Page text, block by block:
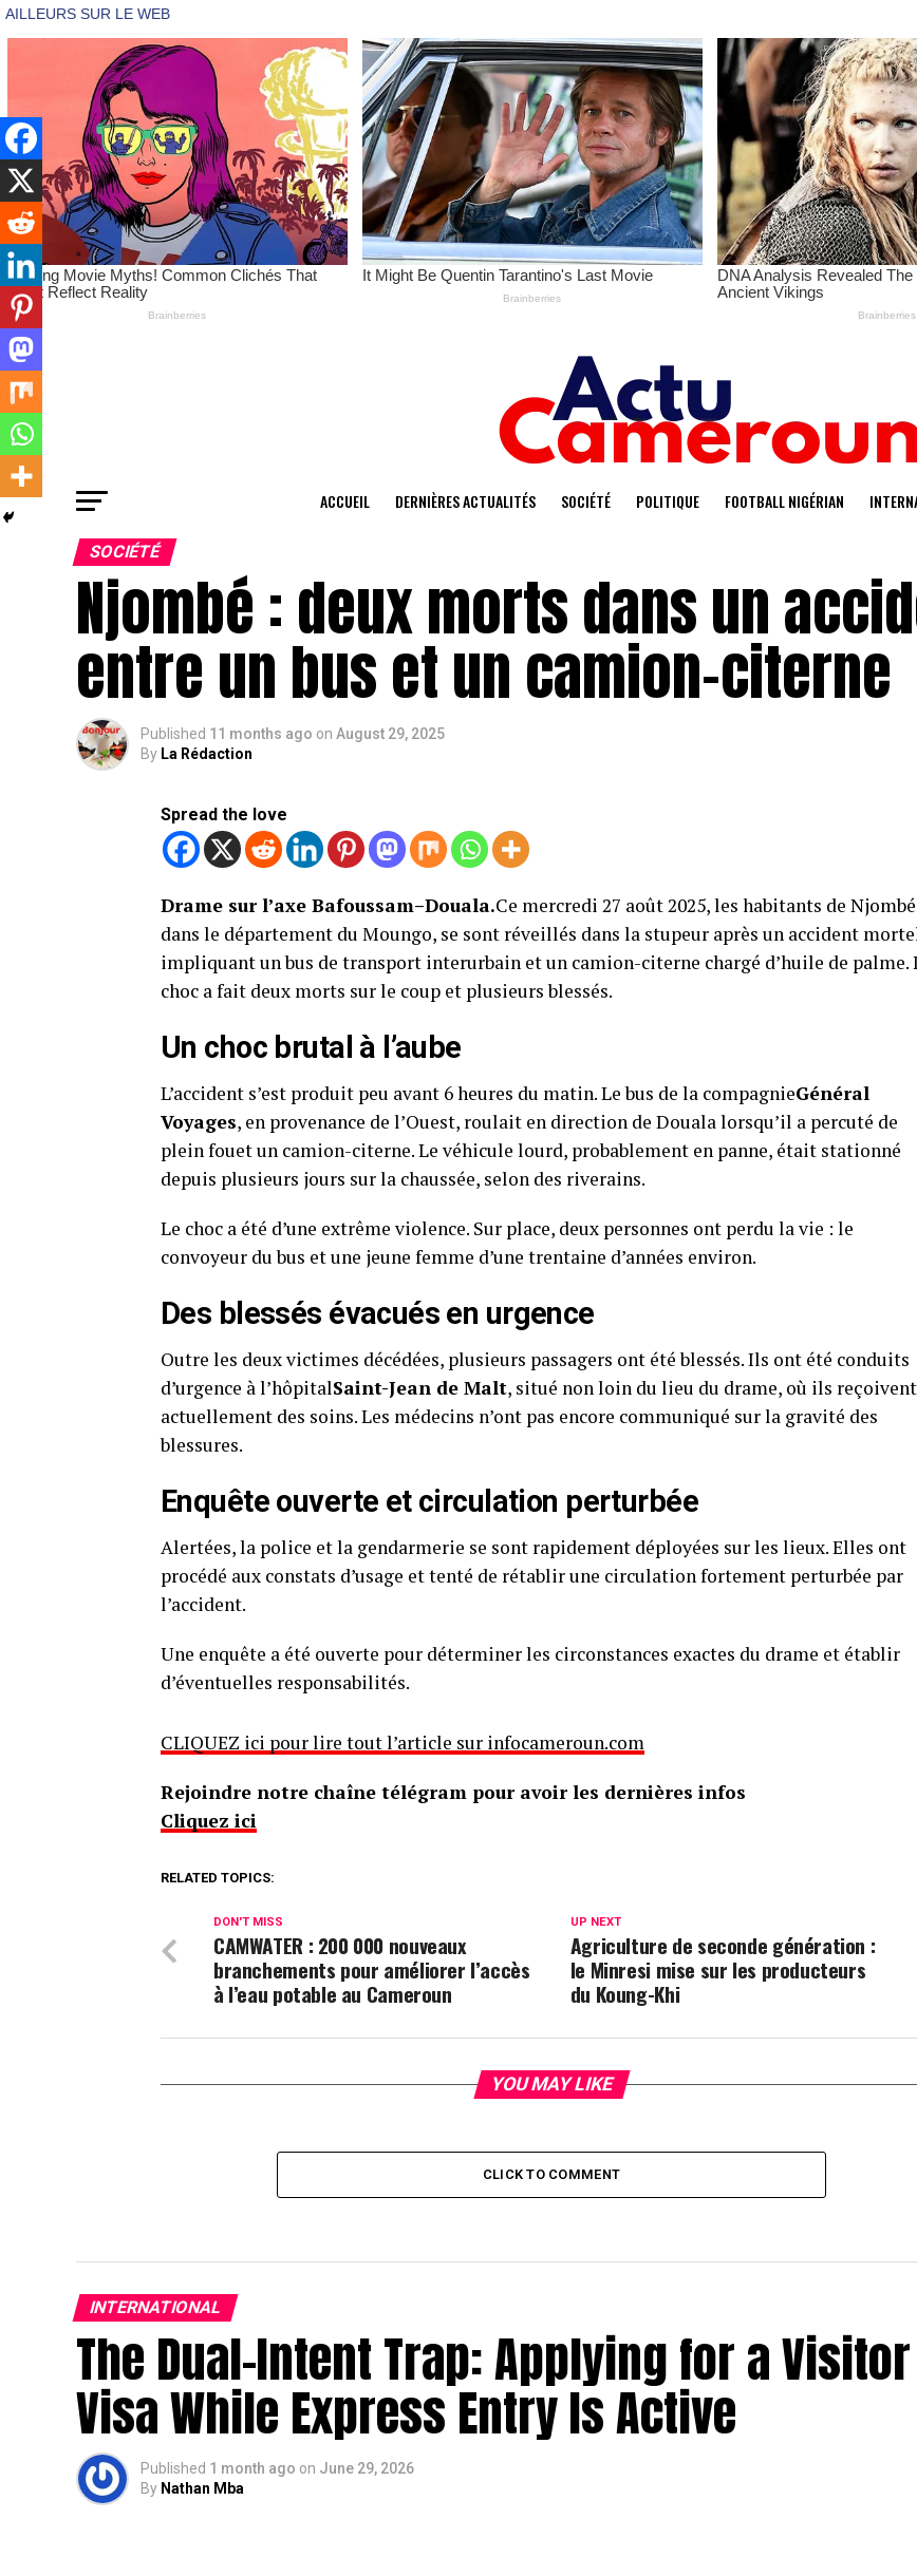
ACCUEIL DERNIÈRES ACTUALITÉS SOCIÉTÉ POLITIQUE FOOTBALL NIGÉRIAN
SOCIÉTÉ
Njombé : deux morts dans un
entre un bus et un camion-citerne
Published 11 months ago on August 29, 2025
By La Rédaction
Spread the love
Drame sur l’axe Bafoussam–Douala.Ce mercredi 27 août 2025, les habitants de
dans le département du Moungo, se sont réveillés dans la stupeur après un accident
impliquant un bus de transport interurbain et un camion-citerne chargé d’huile de palme.
choc a fait deux morts sur le coup et plusieurs blessés.
Un choc brutal à l’aube
L’accident s’est produit peu avant 6 heures du matin. Le bus de la compagnieGénéral
Voyages, en provenance de l’Ouest, roulait en direction de Douala lorsqu’il a percuté de
plein fouet un camion-citerne. Le véhicule lourd, probablement en panne, était stationné
depuis plusieurs jours sur la chaussée, selon des riverains.
Le choc a été d’une extrême violence. Sur place, deux personnes ont perdu la vie : le
convoyeur du bus et une jeune femme d’une trentaine d’années environ.
Des blessés évacués en urgence
Outre les deux victimes décédées, plusieurs passagers ont été blessés. Ils ont été conduits
d’urgence à l’hôpitalSaint-Jean de Malt, situé non loin du lieu du drame, où ils reçoivent
actuellement des soins. Les médecins n’ont pas encore communiqué sur la gravité des
blessures.
Enquête ouverte et circulation perturbée
Alertées, la police et la gendarmerie se sont rapidement déployées sur les lieux. Elles ont
procédé aux constats d’usage et tenté de rétablir une circulation fortement perturbée par
l’accident.
Une enquête a été ouverte pour déterminer les circonstances exactes du drame et établir
d’éventuelles responsabilités.
CLIQUEZ ici pour lire tout l’article sur infocameroun.com
Rejoindre notre chaîne télégram pour avoir les dernières infos
Cliquez ici
RELATED TOPICS:
UP NEXT
Agriculture de seconde génération :
le Minresi mise sur les producteurs
du Koung-Khi
DON'T MISS
CAMWATER : 200 000 nouveaux
branchements pour améliorer l’accès
à l’eau potable au Cameroun
YOU MAY LIKE
CLICK TO COMMENT
INTERNATIONAL
The Dual-Intent Trap: Applying for a Visitor
Visa While Express Entry Is Active
Published 1 month ago on June 29, 2026
By Nathan Mba